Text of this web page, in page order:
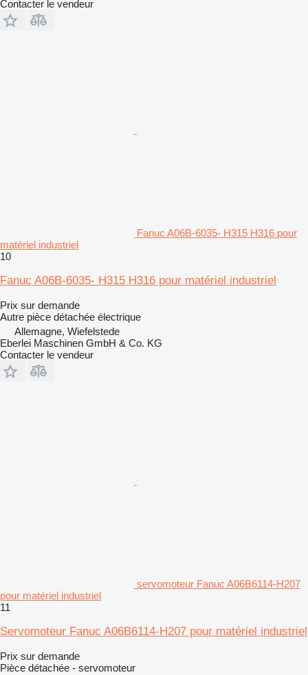
Contacter le vendeur
Fanuc A06B-6035- H315 H316 pour
matériel industriel
10
Fanuc A06B-6035- H315 H316 pour matériel industriel
Prix sur demande
Autre pièce détachée électrique
Allemagne, Wiefelstede
Eberlei Maschinen GmbH & Co. KG
Contacter le vendeur
servomoteur Fanuc A06B6114-H207
pour matériel industriel
11
Servomoteur Fanuc A06B6114-H207 pour matériel industriel
Prix sur demande
Pièce détachée - servomoteur